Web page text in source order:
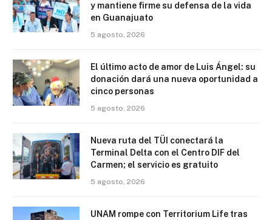
y mantiene firme su defensa de la vida
en Guanajuato
5 agosto, 2026
El último acto de amor de Luis Ángel: su
donación dará una nueva oportunidad a
cinco personas
5 agosto, 2026
Nueva ruta del TÜI conectará la
Terminal Delta con el Centro DIF del
Carmen; el servicio es gratuito
5 agosto, 2026
UNAM rompe con Territorium Life tras